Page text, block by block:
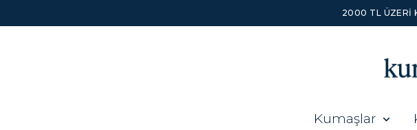
2000 TL ÜZERI
Kumaşlar